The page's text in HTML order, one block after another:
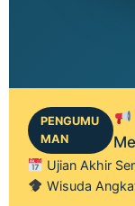
PENGUMU
MAN
Ujian Akhir
Wisuda